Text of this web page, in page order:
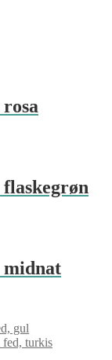
midnat
gul
fed, turkis